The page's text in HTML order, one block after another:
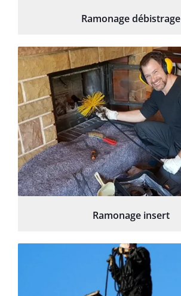
Ramonage débistrage
Ramonage insert